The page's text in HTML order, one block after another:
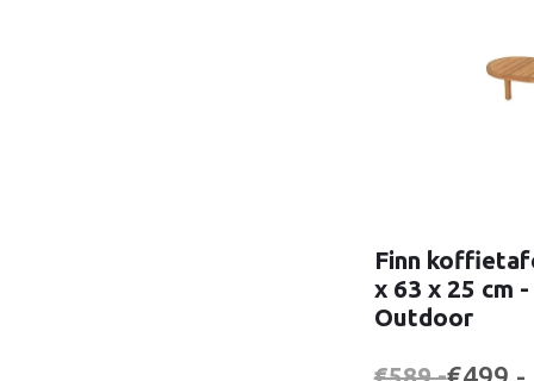
Finn
x 63 x 25 cm
Outdoor
€589,-